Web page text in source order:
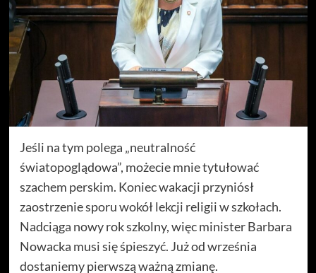
Jeśli na tym polega „neutralność
światopoglądowa”, możecie mnie tytułować
szachem perskim. Koniec wakacji przyniósł
zaostrzenie sporu wokół lekcji religii w szkołach.
Nadciąga nowy rok szkolny, więc minister Barbara
Nowacka musi się śpieszyć. Już od września
dostaniemy pierwszą ważną zmianę.